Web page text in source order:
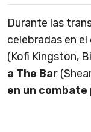
Durante las
celebradas en
(Kofi Kingston,
a The Bar
en un combate